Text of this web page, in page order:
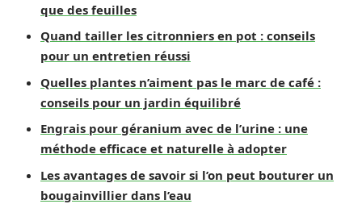
que des feuilles
Quand tailler les citronniers en pot : conseils
pour un entretien réussi
Quelles plantes n’aiment pas le marc de café :
conseils pour un jardin équilibré
Engrais pour géranium avec de l’urine : une
méthode efficace et naturelle à adopter
Les avantages de savoir si l’on peut bouturer un
bougainvillier dans l’eau